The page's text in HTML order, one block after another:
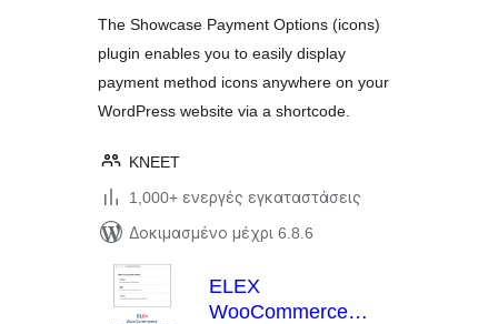
The Showcase Payment Options (icons)
plugin enables you to easily display
payment method icons anywhere on your
WordPress website via a shortcode.
KNEET
1,000+ ενεργές εγκαταστάσεις
Δοκιμασμένο μέχρι 6.8.6
ELEX
WooCommerce